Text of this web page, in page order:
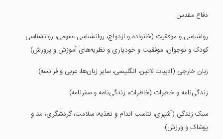
دفاع مقدس
رواشناسی و موفقیت (خانواده و ازدواج، روانشناسی عمومی، روانشناسی
کودک و نوجوان، موفقیت و خودیاری و نظریه‌های آموزش و پرورش)
زبان خارجی (ادبیات لاتین، انگلیسی، سایر زبان‌ها، عربی و فرانسه)
زندگی‌نامه و خاطرات (خاطرات، زندگی‌نامه و سفرنامه)
سبک زندگی (آشپزی، تناسب اندام و تغذیه، سلامت، گردشگری، مد و
پوشاک و ورزش)